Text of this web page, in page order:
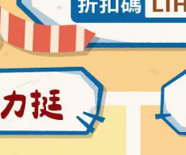
粉包 備孕專用